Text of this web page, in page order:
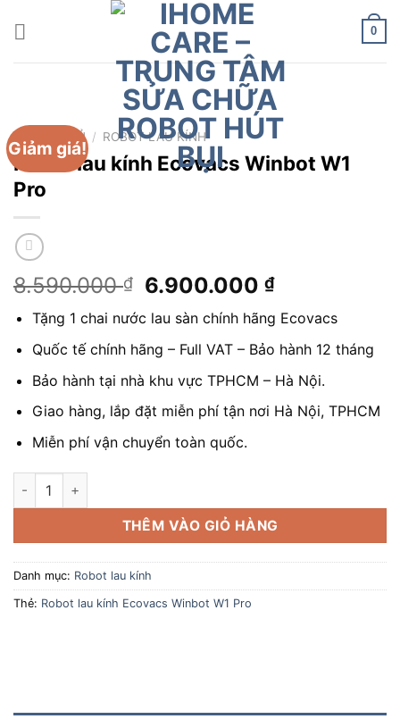
0
Giảm giá!
TRANG CHỦ / ROBOT LAU KÍNH
Robot lau kính Ecovacs Winbot W1
Pro
8.590.000₫
Giá
gốc
là:
8.590.000 ₫.
6.900.000₫Giá
hiện
tại
là:
6.900.000
Tặng 1 chai nước lau sàn chính hãng Ecovacs
Quốc tế chính hãng – Full VAT – Bảo hành 12 tháng
Bảo hành tại nhà khu vực TPHCM – Hà Nội.
Giao hàng, lắp đặt miễn phí tận nơi Hà Nội, TPHCM
Miễn phí vận chuyển toàn quốc.
Robot lau kính Ecovacs Winbot W1 Pro số lượng
THÊM VÀO GIỎ HÀNG
Danh mục: Robot lau kính
Thẻ: Robot lau kính Ecovacs Winbot W1 Pro